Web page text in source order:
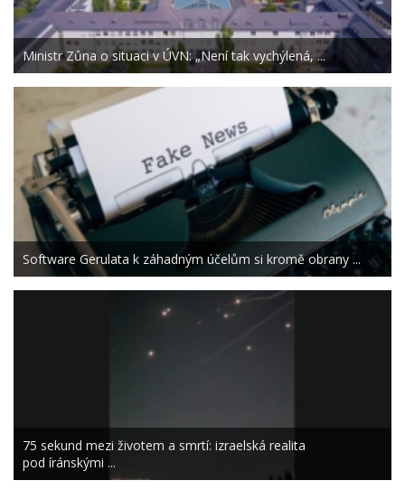
Ministr Zůna o situaci v ÚVN: „Není tak vychýlená, ...
Software Gerulata k záhadným účelům si kromě obrany ...
75 sekund mezi životem a smrtí: izraelská realita
pod íránskými ...